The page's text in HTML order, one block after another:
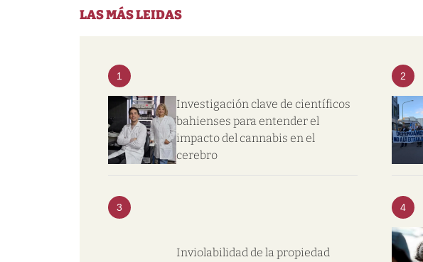
LAS MÁS LEIDAS
1
Investigación clave de científicos
bahienses para entender el
impacto del cannabis en el
cerebro
2
3
Inviolabilidad de la propiedad
4